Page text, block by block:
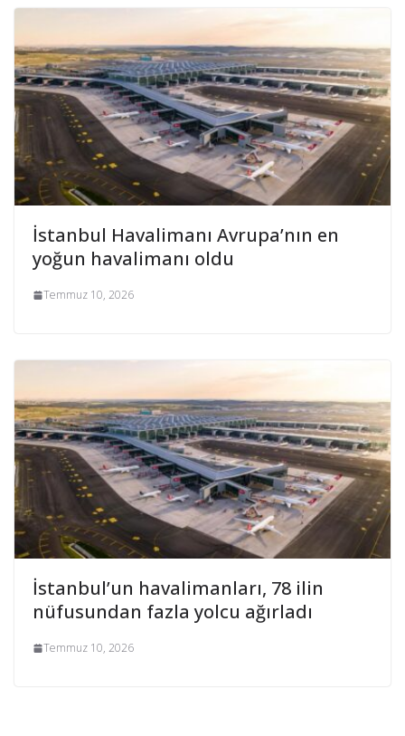
İstanbul Havalimanı Avrupa’nın en
yoğun havalimanı oldu
Temmuz 10, 2026
İstanbul’un havalimanları, 78 ilin
nüfusundan fazla yolcu ağırladı
Temmuz 10, 2026